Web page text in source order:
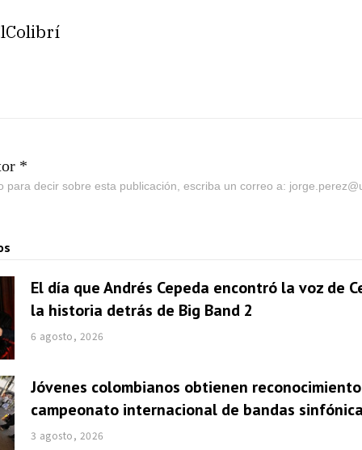
*
para decir sobre esta publicación, escriba un correo a:
El día que Andrés Cepeda encontró la voz de
la historia detrás de Big Band 2
6 agosto, 2026
Jóvenes colombianos obtienen
campeonato internacional de bandas
3 agosto, 2026